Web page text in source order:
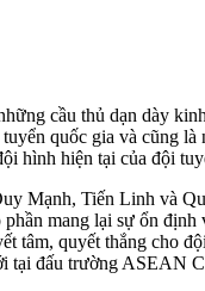
cầu thủ dạn dày
quốc gia và cũng là
hình hiện tại của đội
Mạnh, Tiến Linh và
phần mang lại sự ổn định
tâm, quyết thắng cho
tại đấu trường ASEAN